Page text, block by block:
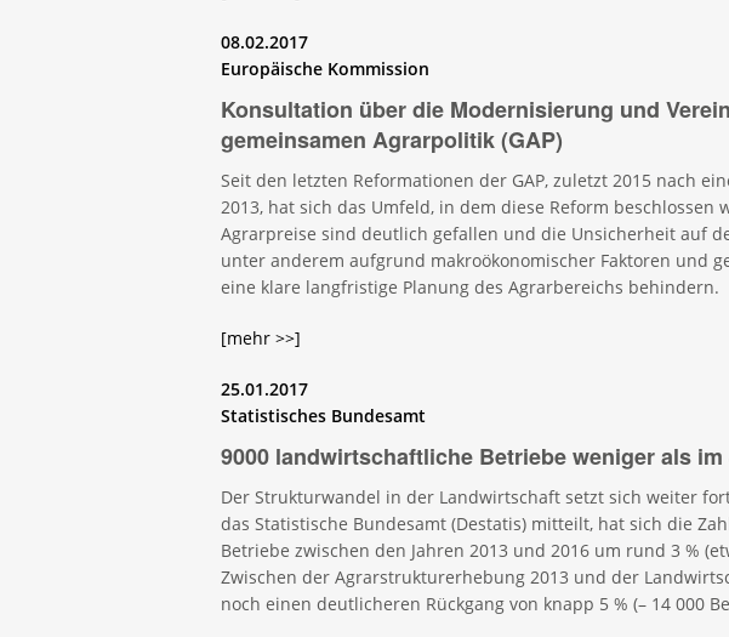
08.02.2017
Europäische Kommission
Konsultation über die Modernisierung und
gemeinsamen Agrarpolitik (GAP)
Seit den letzten Reformationen der GAP, zuletzt 2015 nach
2013, hat sich das Umfeld, in dem diese Reform beschlossen
Agrarpreise sind deutlich gefallen und die Unsicherheit auf
unter anderem aufgrund makroökonomischer Faktoren und
eine klare langfristige Planung des Agrarbereichs behindern.
[mehr >>]
25.01.2017
Statistisches Bundesamt
9000 landwirt­schaftliche Betriebe weniger als im
Der Strukturwandel in der Landwirtschaft setzt sich weiter
das Statistische Bundesamt (Destatis) mitteilt, hat sich die
Betriebe zwischen den Jahren 2013 und 2016 um rund 3 %
Zwischen der Agrarstrukturerhebung 2013 und der
noch einen deutlicheren Rückgang von knapp 5 % (– 14 000